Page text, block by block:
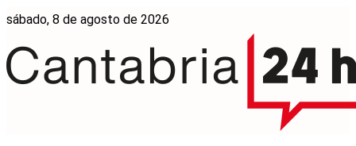
sábado, 8 de agosto de 2026